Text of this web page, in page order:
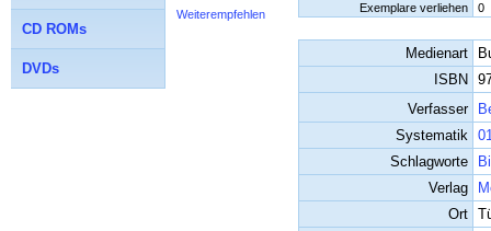
Weiterempfehlen
Exemplare verliehen
0
Medienart
ISBN
Verfasser
Systematik
Schlagworte
Verlag
Ort
CD ROMs
DVDs